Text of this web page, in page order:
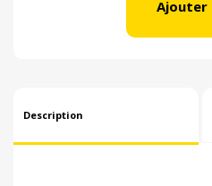
Ajouter
Description